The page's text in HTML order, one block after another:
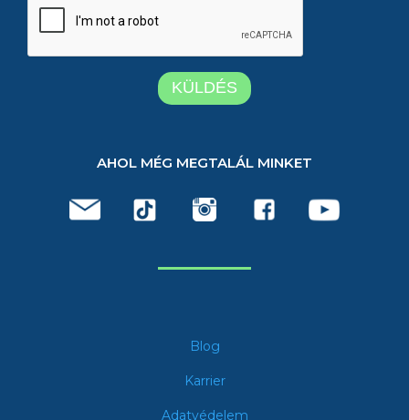
AHOL MÉG MEGTALÁL MINKET
Blog
Karrier
Adatvédelem